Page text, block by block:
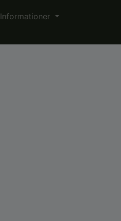
Informationer